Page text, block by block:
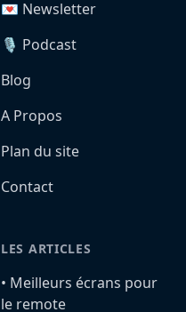
💌 Newsletter
🎙️ Podcast
Blog
A Propos
Plan du site
Contact
LES ARTICLES
•️ Meilleurs écrans pour
le remote